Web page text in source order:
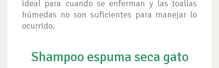
ideal para cuando se enferman y las toallas
húmedas no son suficientes para manejar lo
ocurrido.
Shampoo espuma seca gato